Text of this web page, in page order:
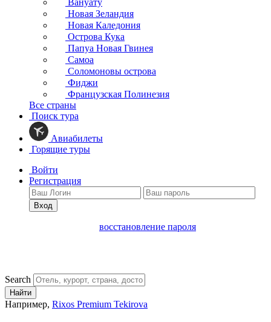
Вануату
Новая Зеландия
Новая Каледония
Острова Кука
Папуа Новая Гвинея
Самоа
Соломоновы острова
Фиджи
Французская Полинезия
Все страны
Поиск тура
Авиабилеты
Горящие туры
Войти
Регистрация
Вход
восстановление пароля
Search
Найти
Например, Rixos Premium Tekirova